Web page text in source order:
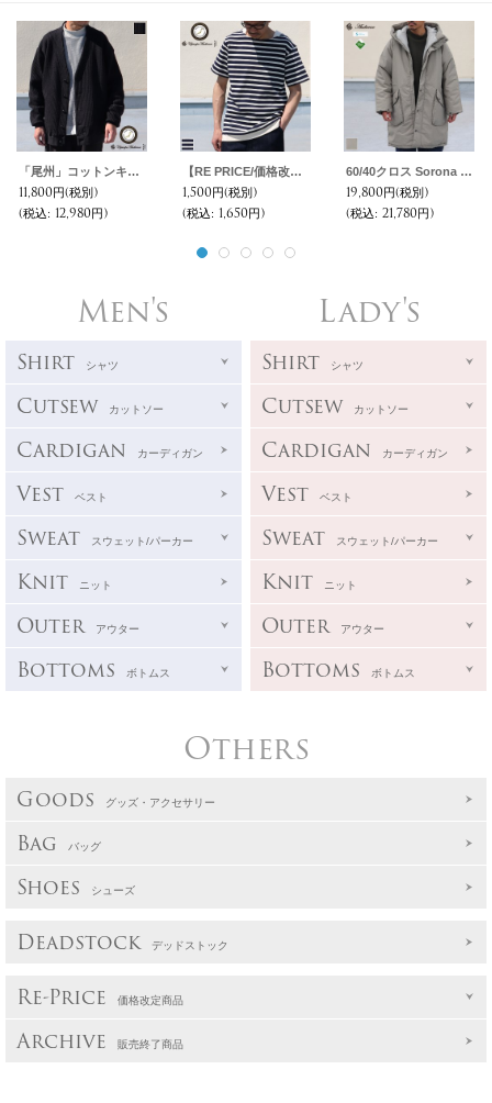
「尾州」コットンキルト くるみボタン 3XL カーディガン【MADE IN JAPAN】『日本製』【送料無料】 / Upscape Audience
11,800円(税別)
(税込: 12,980円)
【RE PRICE/価格改定】Basque 10オンス ( バスク天竺 )無地＆ボーダーボートネックレイヤード半袖カットソー【MADE IN JAPAN】『日本製』/ Upscape Audience
1,500円(税別)
(税込: 1,650円)
60/40クロス Sorona Dupont（ソロナ/デュポン社製） 中綿 M90 モッズコート【送料無料】 / Audience
19,800円(税別)
(税込: 21,780円)
Men's
Shirt シャツ
Cutsew カットソー
Cardigan カーディガン
Vest ベスト
Sweat スウェット/パーカー
Knit ニット
Outer アウター
Bottoms ボトムス
Lady's
Shirt シャツ
Cutsew カットソー
Cardigan カーディガン
Vest ベスト
Sweat スウェット/パーカー
Knit ニット
Outer アウター
Bottoms ボトムス
Others
Goods グッズ・アクセサリー
Bag バッグ
Shoes シューズ
Deadstock デッドストック
Re-Price 価格改定商品
Archive 販売終了商品